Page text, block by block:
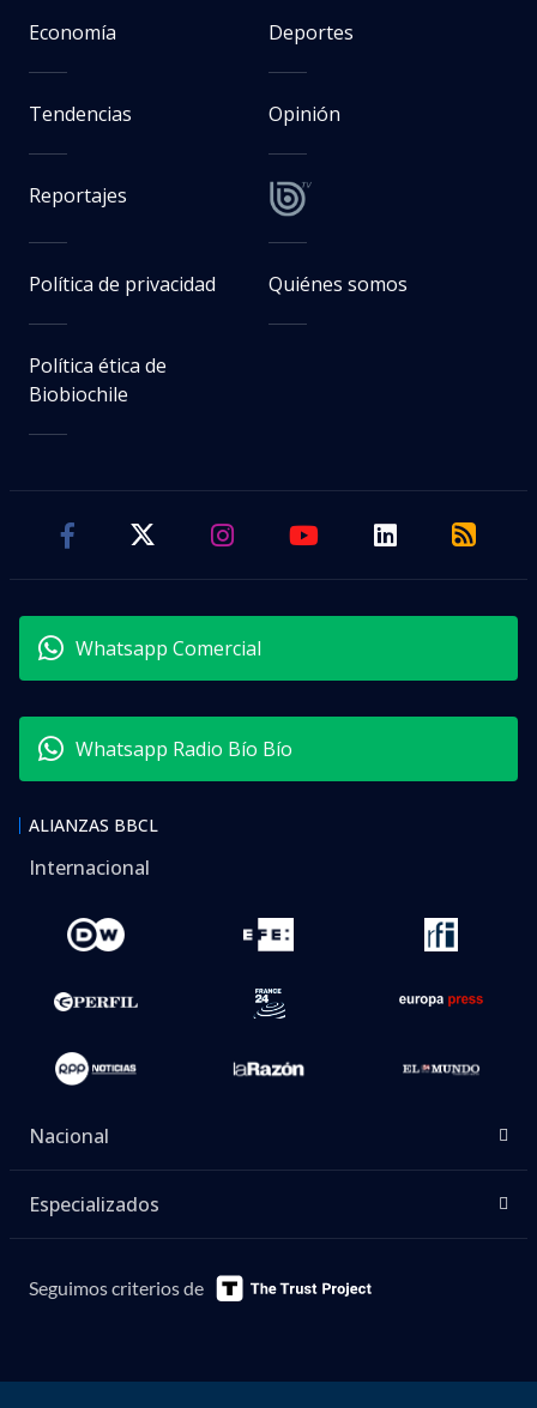
Economía Deportes
Tendencias Opinión
Reportajes
Política de privacidad Quiénes somos
Política ética de
Biobiochile
Whatsapp Comercial
Whatsapp Radio Bío Bío
ALIANZAS BBCL
Internacional
Nacional
Especializados
Seguimos criterios de